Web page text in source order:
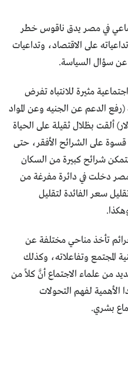
في مصر يدق ناقوس خطر
على الاقتصاد، وتداعيات
عن سؤال السياسة.
مثيرة للانتباه تفرض
(رفع الدعم عن الجنيه وعن المواد
ألقت بظلال ثقيلة على الحياة
قسوة على الشرائح الأفقر، حتى
شرائح كبيرة من السكان
دخلت في دائرة مفرغة من
سعر الفائدة لتقليل
تأخذ مناحي مختلفة عن
المجتمع وتفاعلاته، وكذلك
من علماء الاجتماع أنَّ كلاً من
الأهمية لفهم التحولات
بشري.